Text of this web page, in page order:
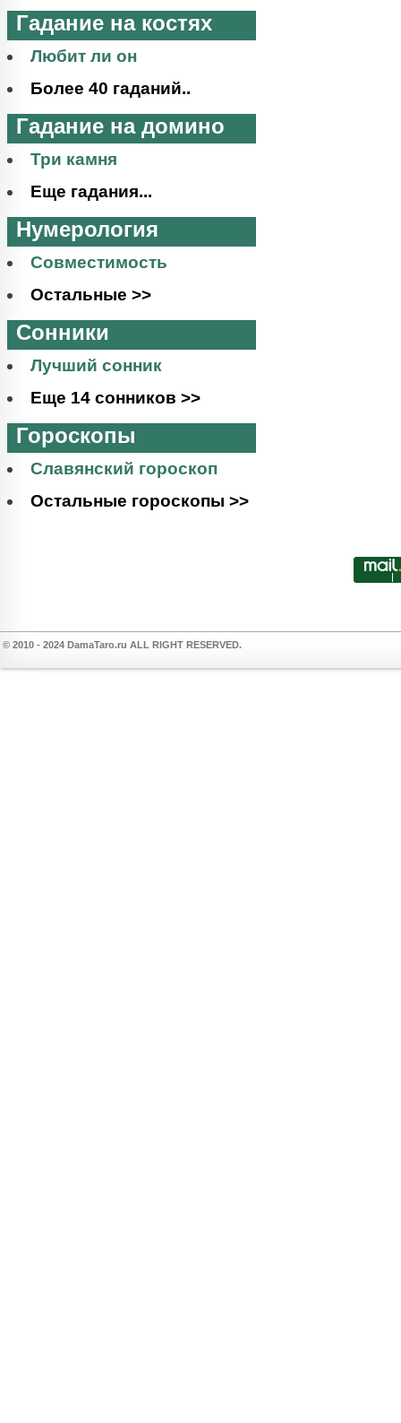
Гадание на костях
Любит ли он
Более 40 гаданий..
Гадание на домино
Три камня
Еще гадания...
Нумерология
Совместимость
Остальные >>
Сонники
Лучший сонник
Еще 14 сонников >>
Гороскопы
Славянский гороскоп
Остальные гороскопы >>
© 2010 - 2024 DamaTaro.ru ALL RIGHT RESERVED.